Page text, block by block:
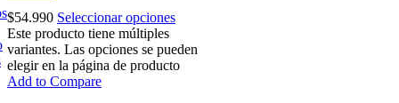
$54.990 Seleccionar opciones
Este producto tiene múltiples
variantes. Las opciones se pueden
elegir en la página de producto
Add to Compare